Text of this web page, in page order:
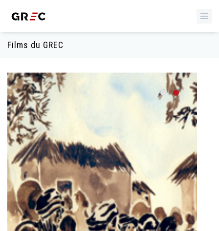
Films du GREC